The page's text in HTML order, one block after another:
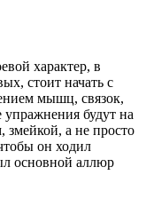
характер, в
стоит начать с
мышц, связок,
будут на
змейкой, а не просто
он ходил
основной аллюр